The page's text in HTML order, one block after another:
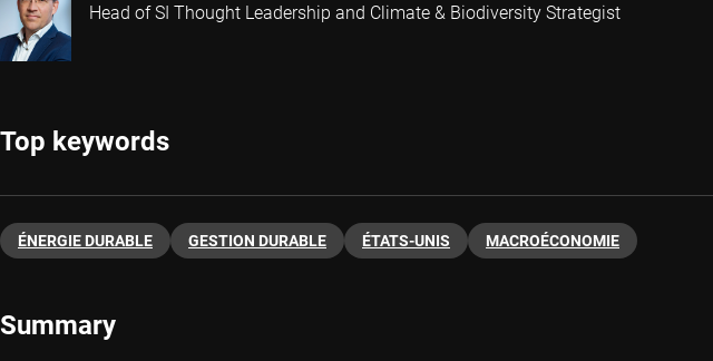
Head of SI Thought Leadership and Climate & Biodiversity Strategist
Top keywords
ÉNERGIE DURABLE GESTION DURABLE ÉTATS-UNIS MACROÉCONOMIE
Summary